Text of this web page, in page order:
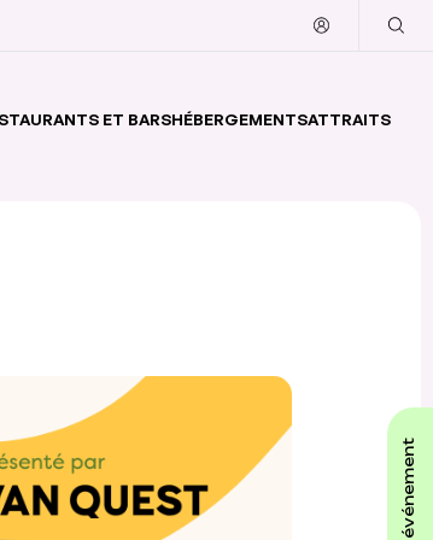
ET BARSHÉBERGEMENTSATTRAITS